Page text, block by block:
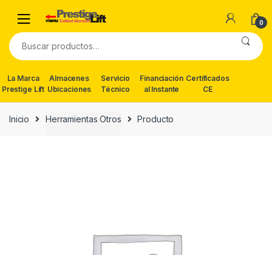
navigation
content
0
Buscar
por:
La Marca
Prestige Lift
Almacenes
Ubicaciones
Servicio
Técnico
Financiación
al Instante
Certificados
CE
Inicio Herramientas Otros Producto